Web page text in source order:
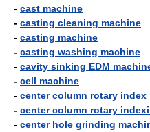
- cast machine
- casting cleaning machine
- casting machine
- casting washing machine
- cavity sinking EDM
- cell machine
- center column rotary index
- center column rotary
- center hole grinding